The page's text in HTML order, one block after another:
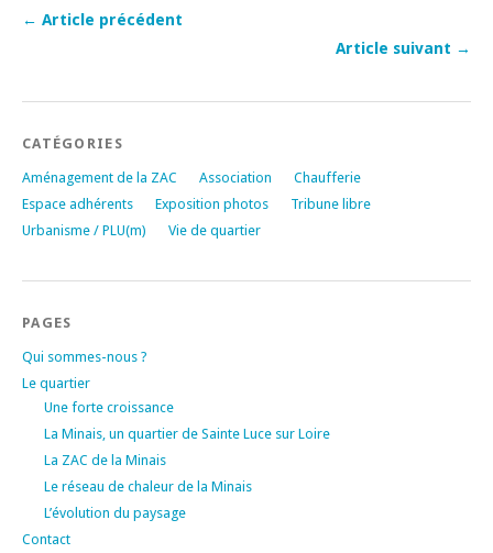
← Article précédent
Article suivant →
CATÉGORIES
Aménagement de la ZAC Association
Chaufferie
Espace adhérents
Exposition photos
Tribune libre
Urbanisme / PLU(m)
Vie de quartier
PAGES
Qui sommes-nous ?
Le quartier
Une forte croissance
La Minais, un quartier de Sainte Luce sur Loire
La ZAC de la Minais
Le réseau de chaleur de la Minais
L’évolution du paysage
Contact